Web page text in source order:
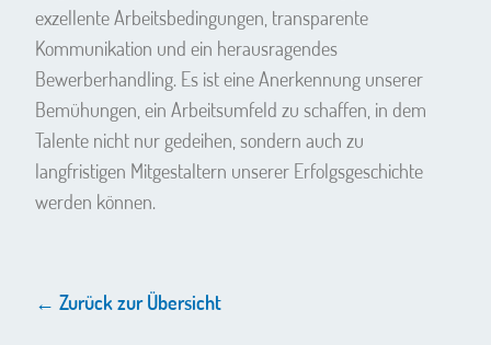
exzellente Arbeitsbedingungen, transparente
Kommunikation und ein herausragendes
Bewerberhandling. Es ist eine Anerkennung unserer
Bemühungen, ein Arbeitsumfeld zu schaffen, in dem
Talente nicht nur gedeihen, sondern auch zu
langfristigen Mitgestaltern unserer Erfolgsgeschichte
werden können.
← Zurück zur Übersicht